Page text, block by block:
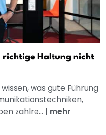
richtige Haltung nicht
was gute Führung
zahlre... | mehr